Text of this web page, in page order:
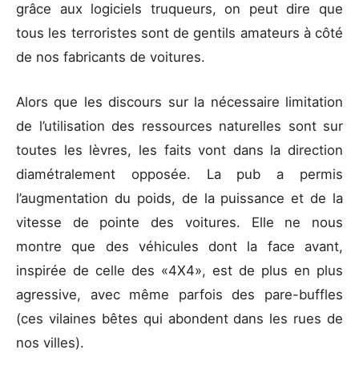
grâce aux logiciels truqueurs, on peut dire que
tous les terroristes sont de gentils amateurs à côté
de nos fabricants de voitures.
Alors que les discours sur la nécessaire limitation
de l’utilisation des ressources naturelles sont sur
toutes les lèvres, les faits vont dans la direction
diamétralement opposée. La pub a permis
l’augmentation du poids, de la puissance et de la
vitesse de pointe des voitures. Elle ne nous
montre que des véhicules dont la face avant,
inspirée de celle des «4X4», est de plus en plus
agressive, avec même parfois des pare-buffles
(ces vilaines bêtes qui abondent dans les rues de
nos villes).